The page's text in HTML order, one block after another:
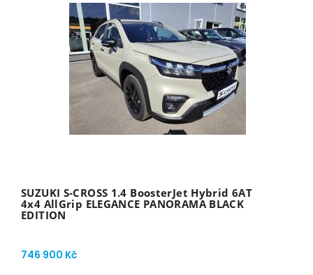
SUZUKI S-CROSS 1.4 BoosterJet Hybrid 6AT
4x4 AllGrip ELEGANCE PANORAMA BLACK
EDITION
746 900 Kč